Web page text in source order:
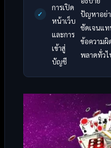
การเปิด
หน้าเว็บ
และการ
เข้าสู่
บัญชี
ปัญหาอย่
ชัดเจนแ
ข้อความผิ
พลาดทั่วไ